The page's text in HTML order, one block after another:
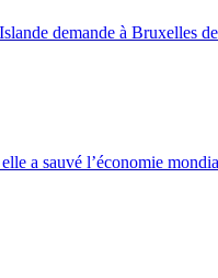
demande à Bruxelles
a sauvé l’économie